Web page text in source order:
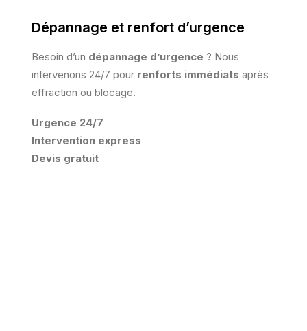
Dépannage et renfort d’urgence
Besoin d’un dépannage d’urgence ? Nous
intervenons 24/7 pour renforts immédiats après
effraction ou blocage.
Urgence 24/7
Intervention express
Devis gratuit